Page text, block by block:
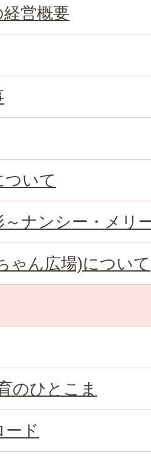
営概要
ついて
ナンシー・メリ
ゃん広場)について
のひとこま
ード